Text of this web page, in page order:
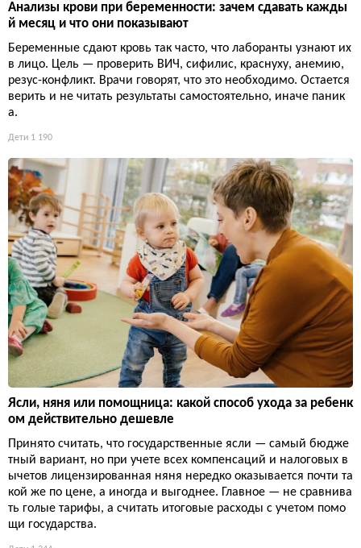
Анализы крови при беременности: зачем сдавать кажды
й месяц и что они показывают
Беременные сдают кровь так часто, что лаборанты узнают их
в лицо. Цель — проверить ВИЧ, сифилис, краснуху, анемию,
резус-конфликт. Врачи говорят, что это необходимо. Остается
верить и не читать результаты самостоятельно, иначе паник
а.
Дети 1 190
Ясли, няня или помощница: какой способ ухода за ребенк
ом действительно дешевле
Принято считать, что государственные ясли — самый бюдже
тный вариант, но при учете всех компенсаций и налоговых в
ычетов лицензированная няня нередко оказывается почти та
кой же по цене, а иногда и выгоднее. Главное — не сравнива
ть голые тарифы, а считать итоговые расходы с учетом помо
щи государства.